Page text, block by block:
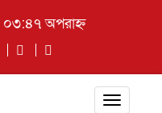
অপরাহ্ন
Toggle